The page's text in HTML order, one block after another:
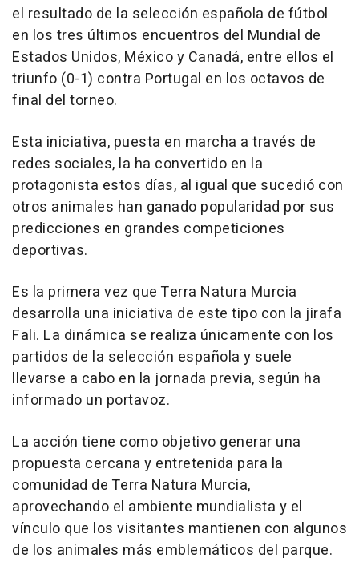
el resultado de la selección española de fútbol
en los tres últimos encuentros del Mundial de
Estados Unidos, México y Canadá, entre ellos el
triunfo (0-1) contra Portugal en los octavos de
final del torneo.
Esta iniciativa, puesta en marcha a través de
redes sociales, la ha convertido en la
protagonista estos días, al igual que sucedió con
otros animales han ganado popularidad por sus
predicciones en grandes competiciones
deportivas.
Es la primera vez que Terra Natura Murcia
desarrolla una iniciativa de este tipo con la jirafa
Fali. La dinámica se realiza únicamente con los
partidos de la selección española y suele
llevarse a cabo en la jornada previa, según ha
informado un portavoz.
La acción tiene como objetivo generar una
propuesta cercana y entretenida para la
comunidad de Terra Natura Murcia,
aprovechando el ambiente mundialista y el
vínculo que los visitantes mantienen con algunos
de los animales más emblemáticos del parque.